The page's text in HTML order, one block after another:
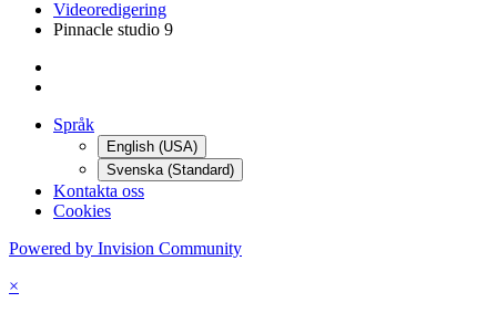
Videoredigering
Pinnacle studio 9
Språk
English (USA)
Svenska (Standard)
Kontakta oss
Cookies
Powered by Invision Community
×